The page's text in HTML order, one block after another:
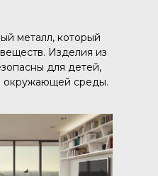
металл, который
Изделия из
для детей,
окружающей среды.